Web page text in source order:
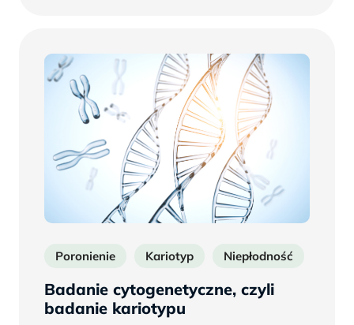
Poronienie Kariotyp Niepłodność
Badanie cytogenetyczne, czyli
badanie kariotypu